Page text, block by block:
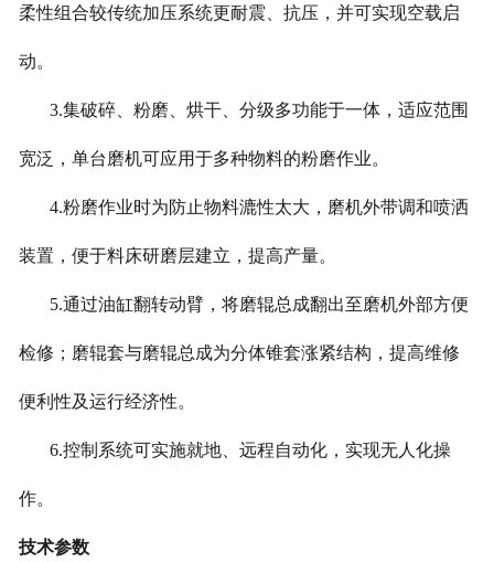
柔性组合较传统加压系统更耐震、抗压，并可实现空载启
动。
3.集破碎、粉磨、烘干、分级多功能于一体，适应范围
宽泛，单台磨机可应用于多种物料的粉磨作业。
4.粉磨作业时为防止物料漉性太大，磨机外带调和喷洒
装置，便于料床研磨层建立，提高产量。
5.通过油缸翻转动臂，将磨辊总成翻出至磨机外部方便
检修；磨辊套与磨辊总成为分体锥套涨紧结构，提高维修
便利性及运行经济性。
6.控制系统可实施就地、远程自动化，实现无人化操
作。
技术参数